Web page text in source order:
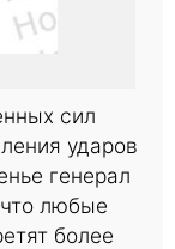
сил
ударов
генерал
любые
более